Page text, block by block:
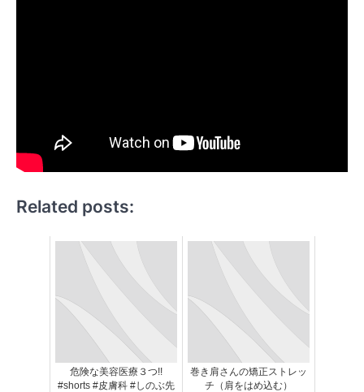
Related posts:
危険な美容医療３つ!!
#shorts #皮膚科 #しのぶ先
巻き肩さんの矯正ストレッ
チ（肩をはめ込む）